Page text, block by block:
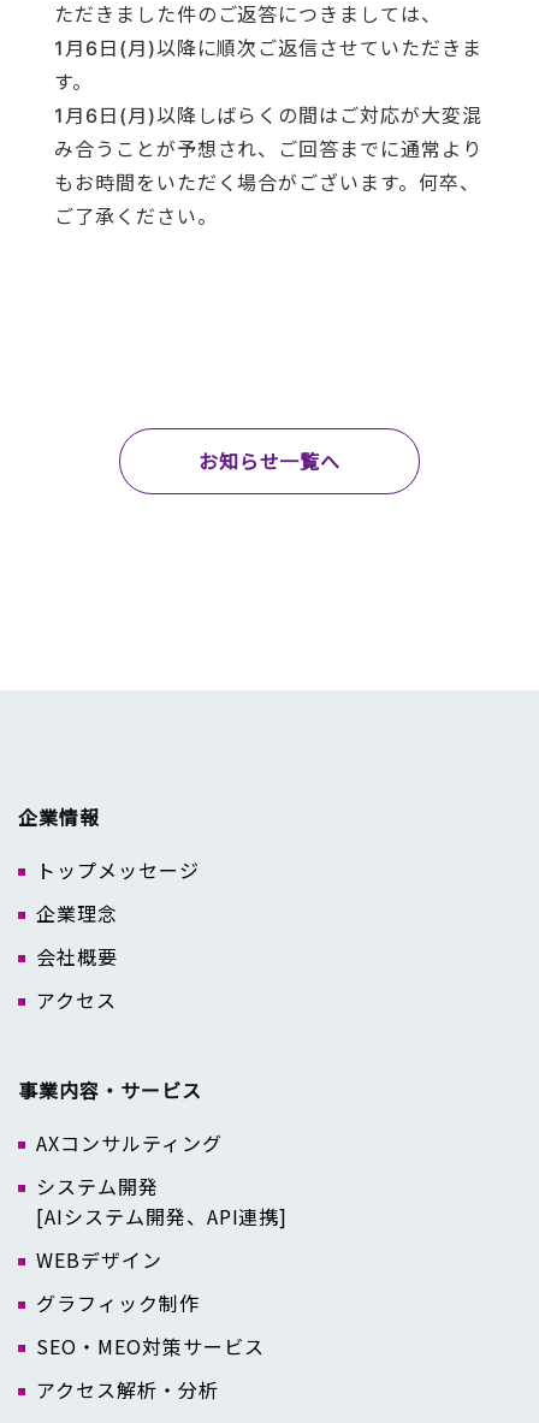
ただきました件のご返答につきましては、
1月6日(月 )以降に順次ご返信させていただきま
す。
1月6日(月 )以降しばらくの間はご対応が大変混
み合うことが予想され、ご回答までに通常より
もお時間をいただく場合がございます。何卒、
ご了承ください。
お知らせ一覧へ
企業情報
トップメッセージ
企業理念
会社概要
アクセス
事業内容・サービス
AXコンサルティング
システム開発
[AIシステム開発、API連携]
WEBデザイン
グラフィック制作
SEO・MEO対策サービス
アクセス解析・分析